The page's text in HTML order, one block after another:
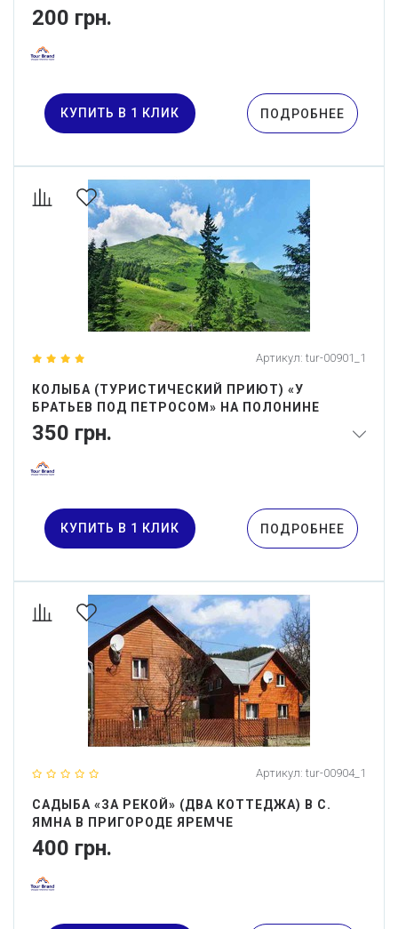
200 грн.
КУПИТЬ В 1 КЛИК ПОДРОБНЕЕ
Артикул: tur-00901_1
КОЛЫБА (ТУРИСТИЧЕСКИЙ ПРИЮТ) «У
БРАТЬЕВ ПОД ПЕТРОСОМ» НА ПОЛОНИНЕ
ГОЛОВЧЕСЬКА
350 грн.
КУПИТЬ В 1 КЛИК ПОДРОБНЕЕ
Артикул: tur-00904_1
САДЫБА «ЗА РЕКОЙ» (ДВА КОТТЕДЖА) В С.
ЯМНА В ПРИГОРОДЕ ЯРЕМЧЕ
400 грн.